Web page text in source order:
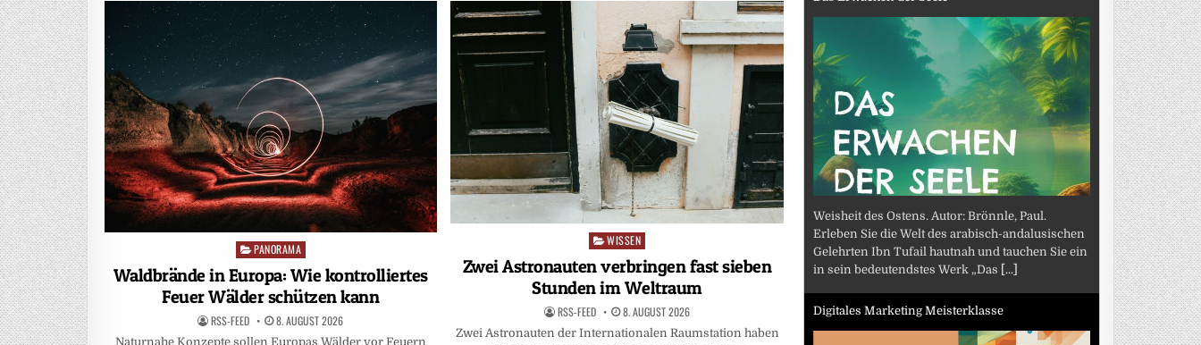
Posted
in
PANORAMA
Waldbrände in Europa: Wie kontrolliertes
Feuer Wälder schützen kann
RSS-FEED 8. AUGUST 2026
Naturnahe Konzepte sollen Europas Wälder vor Feuern
Posted
WISSEN
Zwei Astronauten verbringen fast sieben
Stunden im Weltraum
RSS-FEED 8. AUGUST 2026
Zwei Astronauten der Internationalen Raumstation haben
Weisheit des Ostens. Autor: Brönnle, Paul.
Erleben Sie die Welt des arabisch-andalusischen
Gelehrten Ibn Tufail hautnah und tauchen Sie ein
in sein bedeutendstes Werk „Das [...]
Digitales Marketing Meisterklasse